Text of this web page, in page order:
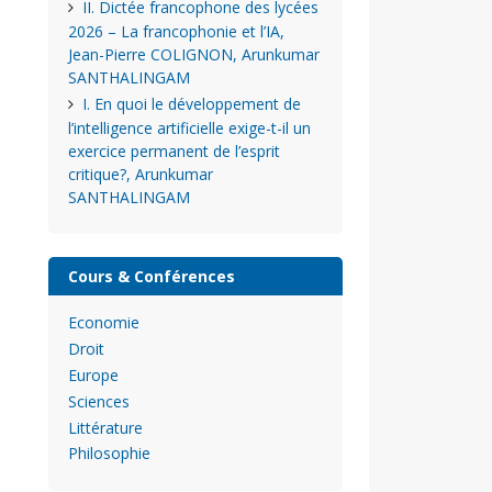
II. Dictée francophone des lycées
2026 – La francophonie et l’IA,
Jean-Pierre COLIGNON, Arunkumar
SANTHALINGAM
I. En quoi le développement de
l’intelligence artificielle exige-t-il un
exercice permanent de l’esprit
critique?, Arunkumar
SANTHALINGAM
Cours & Conférences
Economie
Droit
Europe
Sciences
Littérature
Philosophie